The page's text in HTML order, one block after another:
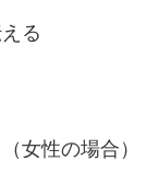
る
女性の場合）